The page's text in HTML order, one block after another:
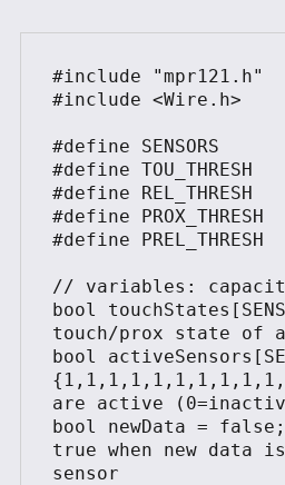
#include "mpr121.h"
#include <Wire.h>
#define SENSORS
#define TOU_THRESH
#define REL_THRESH
#define
#define PREL_THRESH
// variables:
bool
touch/prox state of
bool
are active
bool newData =
true when new data
sensor